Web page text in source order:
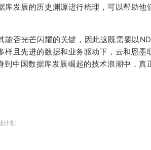
发展的历史渊源进行梳理，可以帮助他
否光芒闪耀的关键，因此这既需要以
且先进的数据和业务驱动下，云和恩墨
中国数据库发展崛起的技术浪潮中，真
计划